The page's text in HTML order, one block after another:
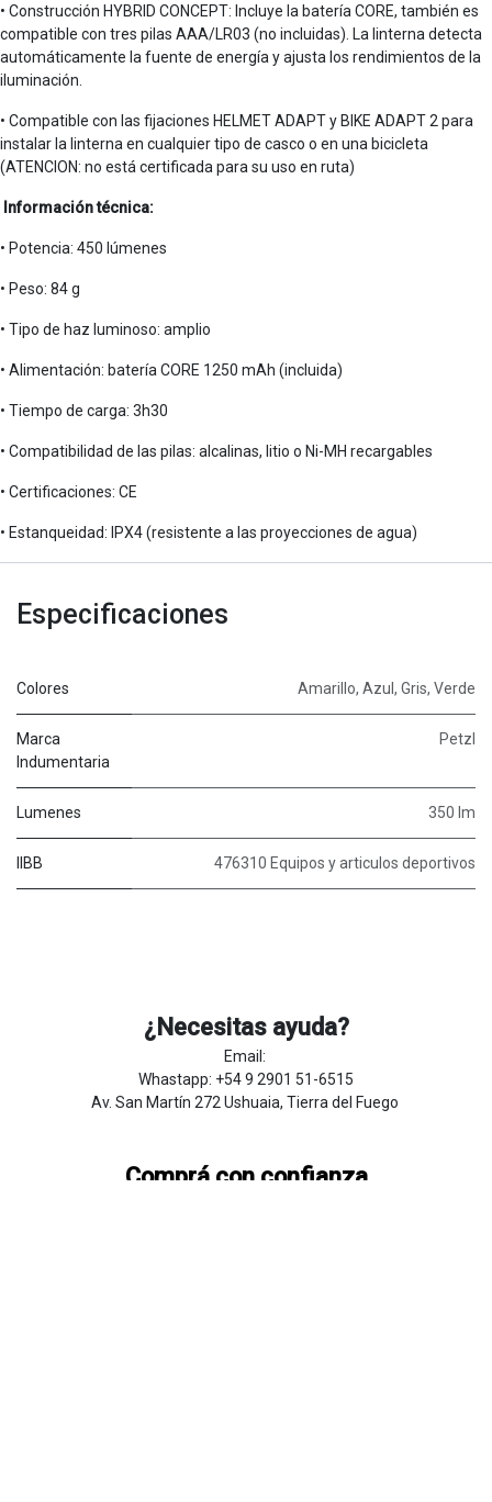
• Construcción HYBRID CONCEPT: Incluye la batería CORE, también es
compatible con tres pilas AAA/LR03 (no incluidas). La linterna detecta
automáticamente la fuente de energía y ajusta los rendimientos de la
iluminación.
• Compatible con las fijaciones HELMET ADAPT y BIKE ADAPT 2 para
instalar la linterna en cualquier tipo de casco o en una bicicleta
(ATENCION: no está certificada para su uso en ruta)
Información técnica:
• Potencia: 450 lúmenes
• Peso: 84 g
• Tipo de haz luminoso: amplio
• Alimentación: batería CORE 1250 mAh (incluida)
• Tiempo de carga: 3h30
• Compatibilidad de las pilas: alcalinas, litio o Ni-MH recargables
• Certificaciones: CE
• Estanqueidad: IPX4 (resistente a las proyecciones de agua)
Especificaciones
Colores Amarillo, Azul, Gris, Verde
Marca
Indumentaria
Petzl
Lumenes 350 lm
IIBB 476310 Equipos y articulos deportivos
¿Necesitas ayuda?
Email:
Whastapp: +54 9 2901 51-6515
Av. San Martín 272 Ushuaia, Tierra del Fuego
Comprá con confianza